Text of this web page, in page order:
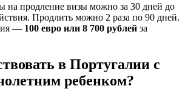
на продление визы можно за 30 дней до
Продлить можно 2 раза по 90 дней.
— 100 евро или 8 700 рублей за
в Португалии с
ребенком?